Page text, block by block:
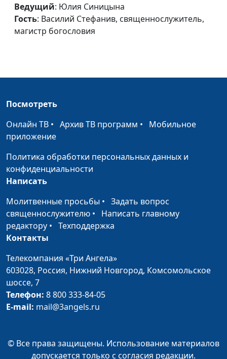
Евангелие в жизни Иова
Алексей Бритов, Олег
Есфири
член Общественной
Евангелие в жизни пастуха
Иосифа
Алексей Бритов, Олег
палаты РФ
Евангелие в жизни царя
Давида
палаты РФ
Евангелие в жизни пророка
Даниила
палаты РФ
Ведущий: Юлия Синицына
Гость: Василий Стефанив, священнослужитель,
магистр богословия
Посмотреть
Онлайн ТВ • Архив ТВ программ • Мобильное
приложение
Политика обработки персональных данных и
конфиденциальности
Написать
Молитвенные просьбы • Задать вопрос
священнослужителю • Написать главному
редактору • Техподдержка
Контакты
Телекомпания «Три Ангела»
603028, Россия, Нижний Новгород, Комсомольское
шоссе, 7
Телефон: 8 800 333-84-05
E-mail: mail@3angels.ru
© Все права защищены. Использование материалов
допускается только с согласия редакции.